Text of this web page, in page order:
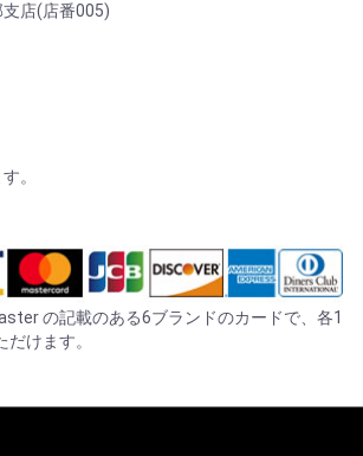
店(店番005)
。
の記載のある6ブランドのカードで、各1
けます。